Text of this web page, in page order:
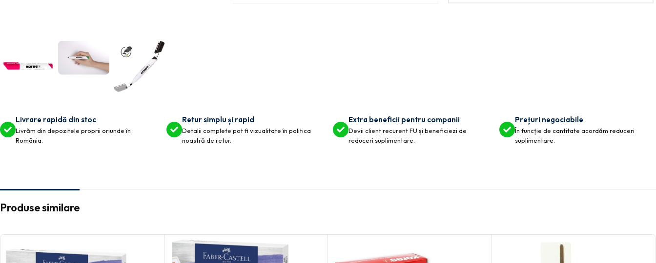
Livrare rapidă din stoc
Livrăm din depozitele proprii oriunde în
România.
Retur simplu și rapid
Detalii complete pot fi vizualitate în politica
noastră de retur.
Extra beneficii pentru companii
Devii client recurent FU și beneficiezi de
reduceri suplimentare.
Prețuri negociabile
În funcție de cantitate acordăm reduceri
suplimentare.
Produse similare